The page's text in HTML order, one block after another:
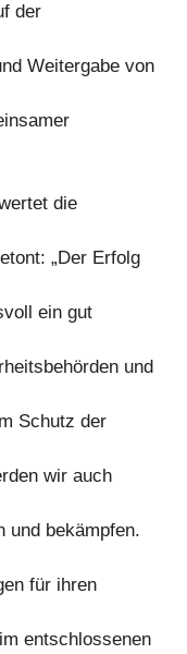
der
Weitergabe von
die
„Der Erfolg
ein gut
und
Schutz der
wir auch
und bekämpfen.
für ihren
entschlossenen